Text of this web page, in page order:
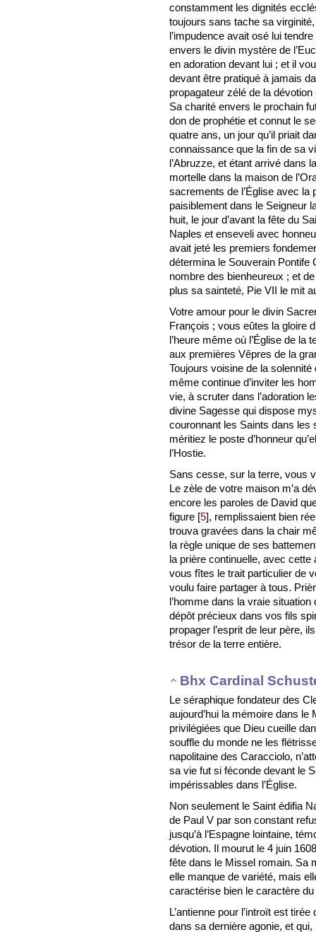
constamment les dignités
toujours sans tache sa
l’impudence avait osé lui
envers le divin mystère de
en adoration devant lui ; et il
devant être pratiqué à jamais
propagateur zélé de la
Sa charité envers le prochain
don de prophétie et connut le
quatre ans, un jour qu’il priait
connaissance que la fin de sa
l’Abruzze, et étant arrivé dans
mortelle dans la maison de
sacrements de l’Église avec la
paisiblement dans le Seigneur
huit, le jour d’avant la fête du
Naples et enseveli avec
avait jeté les premiers
détermina le Souverain Pontife
nombre des bienheureux ; et
plus sa sainteté, Pie VII le mit
Votre amour pour le divin
François ; vous eûtes la gloire
l’heure même où l’Église de la
aux premières Vêpres de la
Toujours voisine de la
même continue d’inviter les
vie, à scruter dans l’adoration
divine Sagesse qui dispose
couronnant les Saints dans
méritiez le poste d’honneur
l’Hostie.
Sans cesse, sur la terre, vous
Le zèle de votre maison m’a
encore les paroles de David
figure [5], remplissaient bien
trouva gravées dans la chair
la règle unique de ses
la prière continuelle, avec
vous fîtes le trait particulier de
voulu faire partager à tous.
l’homme dans la vraie
dépôt précieux dans vos fils
propager l’esprit de leur père,
trésor de la terre entière.
Bhx Cardinal
Le séraphique fondateur des
aujourd’hui la mémoire dans le
privilégiées que Dieu cueille
souffle du monde ne les
napolitaine des Caracciolo,
sa vie fut si féconde devant le
impérissables dans l’Église.
Non seulement le Saint édifia
de Paul V par son constant
jusqu’à l’Espagne lointaine,
dévotion. Il mourut le 4 juin
fête dans le Missel romain. Sa
elle manque de variété, mais
caractérise bien le caractère du
L’antienne pour l’introït est
dans sa dernière agonie, et